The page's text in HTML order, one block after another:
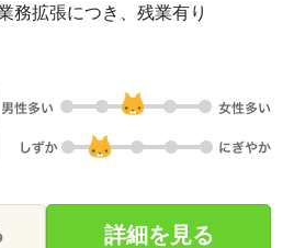
務拡張につき、残業有り
詳細を見る